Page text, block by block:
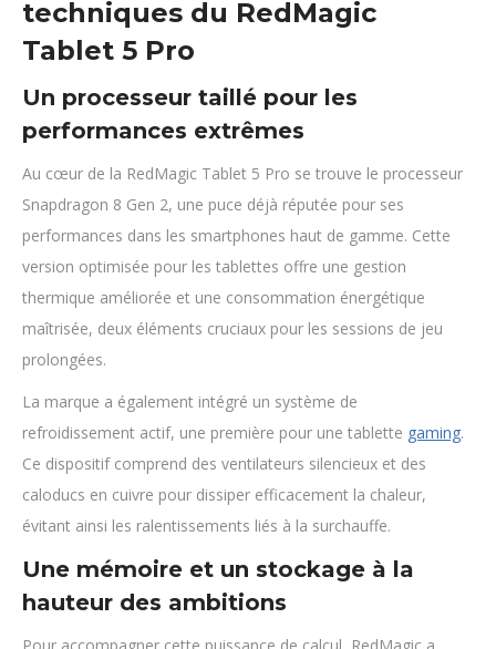
techniques du RedMagic
Tablet 5 Pro
Un processeur taillé pour les
performances extrêmes
Au cœur de la RedMagic Tablet 5 Pro se trouve le processeur
Snapdragon 8 Gen 2, une puce déjà réputée pour ses
performances dans les smartphones haut de gamme. Cette
version optimisée pour les tablettes offre une gestion
thermique améliorée et une consommation énergétique
maîtrisée, deux éléments cruciaux pour les sessions de jeu
prolongées.
La marque a également intégré un système de
refroidissement actif, une première pour une tablette gaming.
Ce dispositif comprend des ventilateurs silencieux et des
caloducs en cuivre pour dissiper efficacement la chaleur,
évitant ainsi les ralentissements liés à la surchauffe.
Une mémoire et un stockage à la
hauteur des ambitions